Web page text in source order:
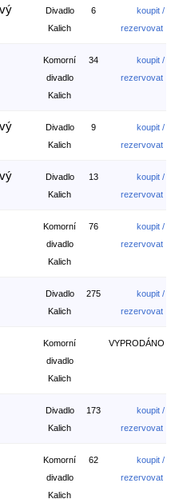
Divadlo
Kalich
6
koupit /
rezervovat
Komorní
divadlo
Kalich
34
koupit /
rezervovat
Divadlo
Kalich
9
koupit /
rezervovat
Divadlo
Kalich
13
koupit /
rezervovat
Komorní
divadlo
Kalich
76
koupit /
rezervovat
Divadlo
Kalich
275
koupit /
rezervovat
Komorní
divadlo
Kalich
VYPRODÁNO
Divadlo
Kalich
173
koupit /
rezervovat
Komorní
divadlo
Kalich
62
koupit /
rezervovat